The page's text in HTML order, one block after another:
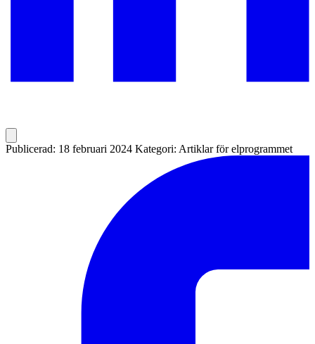
Publicerad: 18 februari 2024 Kategori: Artiklar för elprogrammet